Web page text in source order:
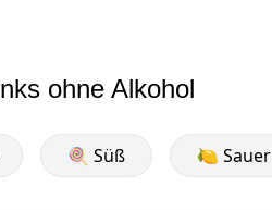
ohne Alkohol
🍭 Süß 🍋 Sauer